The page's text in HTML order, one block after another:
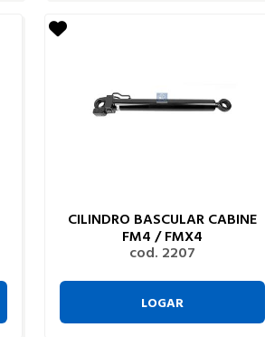
CILINDRO BASCULAR CABINE
FM4 / FMX4
cod. 2207
LOGAR